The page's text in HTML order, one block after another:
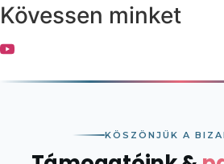
Kövessen minket
KÖSZÖNJÜK A